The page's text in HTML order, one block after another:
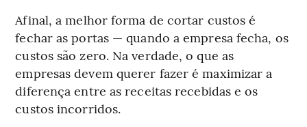
Afinal, a melhor forma de cortar custos é
fechar as portas — quando a empresa fecha, os
custos são zero. Na verdade, o que as
empresas devem querer fazer é maximizar a
diferença entre as receitas recebidas e os
custos incorridos.